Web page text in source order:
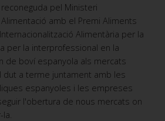
pel Ministeri
amb el Premi Aliments
Alimentària per la
per la interprofessional en la
de boví espanyola als mercats
a terme juntament amb les
espanyoles i les empreses
l'obertura de nous mercats on